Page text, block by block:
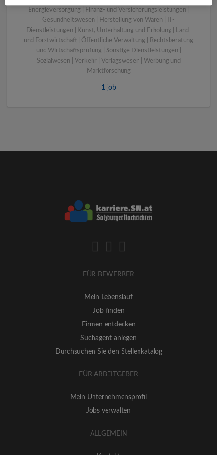
Energieversorgung | Finanz- und Versicherungsleistungen |
Gesundheitswesen | Herstellung von Waren | IT-
Dienstleistungen | Kunst, Unterhaltung und Erholung | Land-
und Forstwirtschaft | Öffentliche Verwaltung | Rechtsberatung
und Wirtschaftsprüfung | Sonstige Dienstleistungen |
Sozialwesen | Verkehr | Verlagswesen | Werbung und
Marktforschung
1 job
FÜR BEWERBER
Mein Lebenslauf
Job finden
Firmen entdecken
Suchagent anlegen
Durchsuchen Sie den Stellenkatalog
FÜR ARBEITGEBER
Mein Unternehmensprofil
Jobs verwalten
ALLGEMEIN